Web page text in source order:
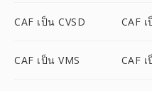
CAF เป็น CVSD CAF
CAF เป็น VMS CAF